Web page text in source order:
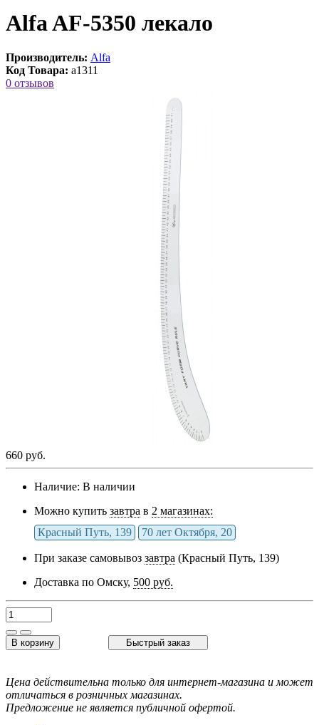
Alfa AF-5350 лекало
Производитель: Alfa
Код Товара: a1311
0 отзывов
660 руб.
Наличие: В наличии
Можно купить завтра в 2 магазинах:
Красный Путь, 139
70 лет Октября, 20
При заказе самовывоз завтра (Красный Путь, 139)
Доставка по Омску, 500 руб.
В корзину Быстрый заказ
Цена действительна только для интернет-магазина и может
отличаться в розничных магазинах.
Предложение не является публичной офертой.